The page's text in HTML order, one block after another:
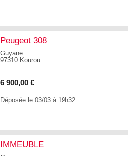
Peugeot 308
Guyane
97310 Kourou
6 900,00 €
Déposée le 03/03 à 19h32
IMMEUBLE